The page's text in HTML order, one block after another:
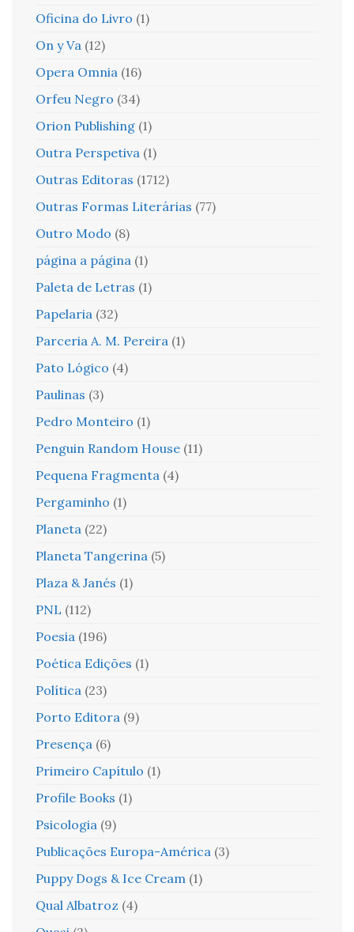
Oficina do Livro (1)
On y Va (12)
Opera Omnia (16)
Orfeu Negro (34)
Orion Publishing (1)
Outra Perspetiva (1)
Outras Editoras (1712)
Outras Formas Literárias (77)
Outro Modo (8)
página a página (1)
Paleta de Letras (1)
Papelaria (32)
Parceria A. M. Pereira (1)
Pato Lógico (4)
Paulinas (3)
Pedro Monteiro (1)
Penguin Random House (11)
Pequena Fragmenta (4)
Pergaminho (1)
Planeta (22)
Planeta Tangerina (5)
Plaza & Janés (1)
PNL (112)
Poesia (196)
Poética Edições (1)
Política (23)
Porto Editora (9)
Presença (6)
Primeiro Capítulo (1)
Profile Books (1)
Psicologia (9)
Publicações Europa-América (3)
Puppy Dogs & Ice Cream (1)
Qual Albatroz (4)